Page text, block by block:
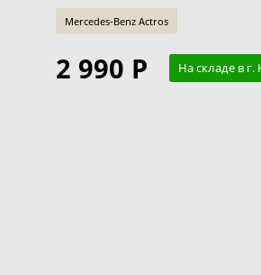
Mercedes-Benz Actros
2 990 Р На складе в